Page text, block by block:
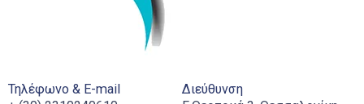
Τηλέφωνο & E-mail
Διεύθυνση